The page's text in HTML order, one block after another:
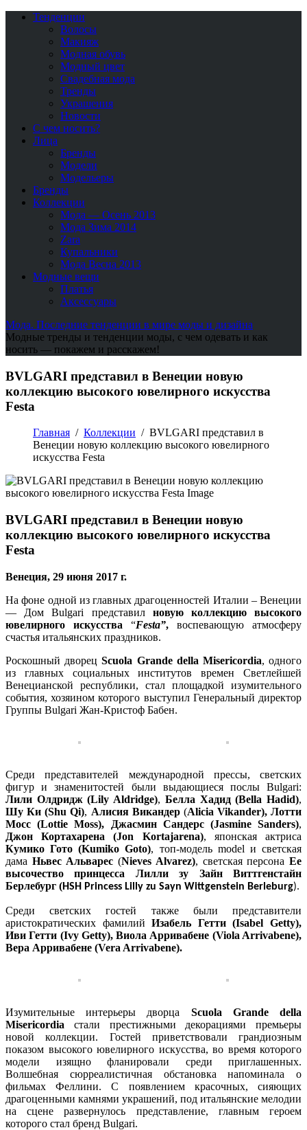
Тенденции
Волосы
Макияж
Модная обувь
Модный цвет
Свадебная мода
Тренды
Украшения
Новости
С чем носить?
Лица
Бренды
Модели
Модельеры
Бренды
Коллекции
Мода — Осень 2013
Мода Зима 2014
Zara
Купальники
Мода Весна 2013
Модные вещи
Платья
Аксессуары
Мода. Последние тенденции в мире моды и дизайна
Модные тренды и тенденции моды, с чем одевать и как
носить — покажем и расскажем!
BVLGARI представил в Венеции новую
коллекцию высокого ювелирного искусства
Festa
Главная / Коллекции / BVLGARI представил в
Венеции новую коллекцию высокого ювелирного
искусства Festa
BVLGARI представил в Венеции новую
коллекцию высокого ювелирного искусства
Festa
Венеция, 29 июня 2017 г.
На фоне одной из главных драгоценностей Италии – Венеции
— Дом Bulgari представил новую коллекцию высокого
ювелирного искусства “Festa”, воспевающую атмосферу
счастья итальянских праздников.
Роскошный дворецScuola Grande della Misericordia, одного
из главных социальных институтов времен Светлейшей
Венецианской республики, стал площадкой изумительного
события, хозяином которого выступил Генеральный директор
Группы Bulgari Жан-Кристоф Бабен.
Среди представителей международной прессы, светских
фигур и знаменитостей были выдающиеся послы Bulgari:
Лили Олдридж (Lily Aldridge), Белла Хадид (Bella Hadid),
Шу Ки (Shu Qi), Алисия Викандер(Alicia Vikander), Лотти
Мосс (Lottie Moss), Джасмин Сандерс (Jasmine Sanders),
Джон Кортахарена (Jon Kortajarena), японская актриса
Кумико Гото (Kumiko Goto), топ-модель model и светская
дама Ньвес Альварес(Nieves Alvarez), светская персонаЕе
высочество принцесса Лилли зу Зайн Виттгенстайн
Берлебург (HSH Princess Lilly zu Sayn Wittgenstein Berleburg).
Среди светских гостей также были представители
аристократических фамилийИзабель Гетти (Isabel Getty),
Иви Гетти (Ivy Getty), Виола Арривабене (Viola Arrivabene),
Вера Арривабене (Vera Arrivabene).
Изумительные интерьеры дворца Scuola Grande della
Misericordia стали престижными декорациями премьеры
новой коллекции. Гостей приветствовали грандиозным
показом высокого ювелирного искусства, во время которого
модели изящно фланировали среди приглашенных.
Волшебная сюрреалистичная обстановка напоминала о
фильмах Феллини. С появлением красочных, сияющих
драгоценными камнями украшений, под итальянские мелодии
на сцене развернулось представление, главным героем
которого стал бренд Bulgari.